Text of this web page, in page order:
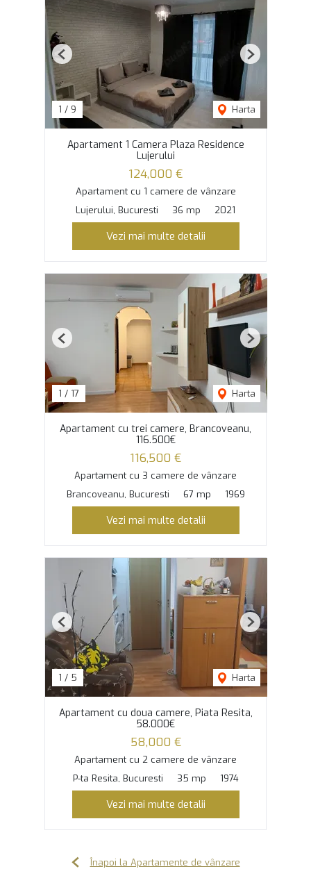
1 / 9 Harta
Previous Next
Apartament 1 Camera Plaza Residence
Lujerului
124,000 €
Apartament cu 1 camere de vânzare
Lujerului, Bucuresti
36 mp 2021
Vezi mai multe detalii
1 / 17 Harta
Previous Next
Apartament cu trei camere, Brancoveanu,
116.500€
116,500 €
Apartament cu 3 camere de vânzare
Brancoveanu, Bucuresti
67 mp 1969
Vezi mai multe detalii
1 / 5 Harta
Previous Next
Apartament cu doua camere, Piata Resita,
58.000€
58,000 €
Apartament cu 2 camere de vânzare
P-ta Resita, Bucuresti
35 mp 1974
Vezi mai multe detalii
Înapoi la Apartamente de vânzare